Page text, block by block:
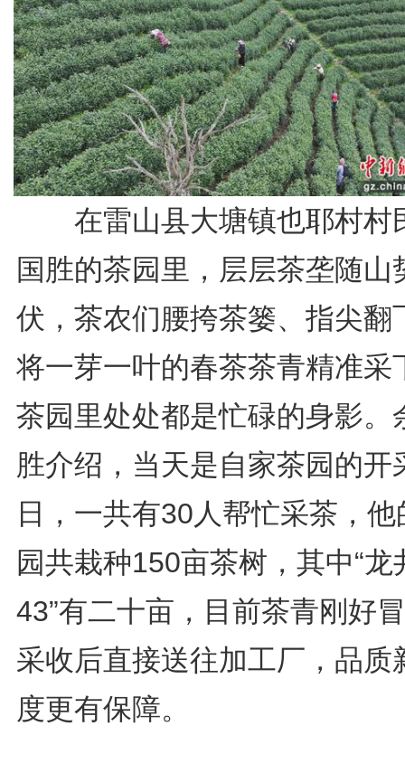
在雷山县大塘镇也耶村村
国胜的茶园里，层层茶垄随山
伏，茶农们腰挎茶篓、指尖翻
将一芽一叶的春茶茶青精准采
茶园里处处都是忙碌的身影。
胜介绍，当天是自家茶园的开
日，一共有30人帮忙采茶，他
园共栽种150亩茶树，其中“龙
43”有二十亩，目前茶青刚好
采收后直接送往加工厂，品质
度更有保障。